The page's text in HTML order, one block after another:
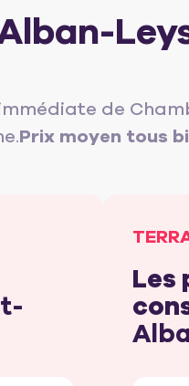
de
Prix moyen tous
Les